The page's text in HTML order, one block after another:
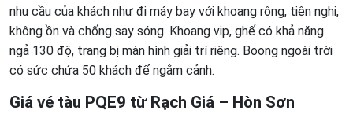
nhu cầu của khách như đi máy bay với khoang rộng, tiện nghi,
không ồn và chống say sóng. Khoang vip, ghế có khả năng
ngả 130 độ, trang bị màn hình giải trí riêng. Boong ngoài trời
có sức chứa 50 khách để ngắm cảnh.
Giá vé tàu PQE9 từ Rạch Giá – Hòn Sơn